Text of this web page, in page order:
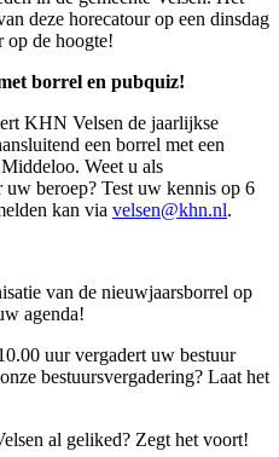
deze horecatour op een dinsdag
op de hoogte!
borrel en pubquiz!
KHN Velsen de jaarlijkse
een borrel met een
Weet u als
uw beroep? Test uw kennis op 6
kan via velsen@khn.nl.
van de nieuwjaarsborrel op
agenda!
uur vergadert uw bestuur
bestuursvergadering? Laat het
al geliked? Zegt het voort!